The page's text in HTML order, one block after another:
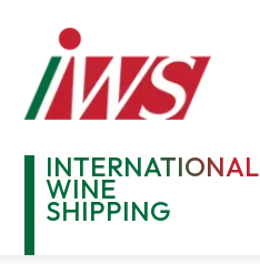
INTERNATIONAL
WINE
SHIPPING